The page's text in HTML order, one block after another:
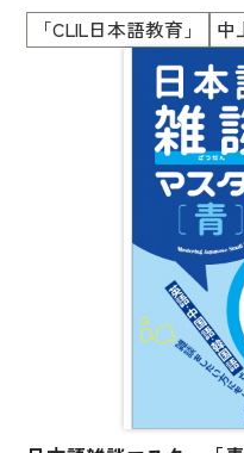
学習スキルや、深い思
く力をつけます。
本書のテーマは
現状と課題を知り、考
素材と活動を豊富に掲
国際支援の現実や若手
従来の日本語教材とは
＊読み物にはやさしい
＊別冊「ポートフォリ
「CLIL日本語教育」 中